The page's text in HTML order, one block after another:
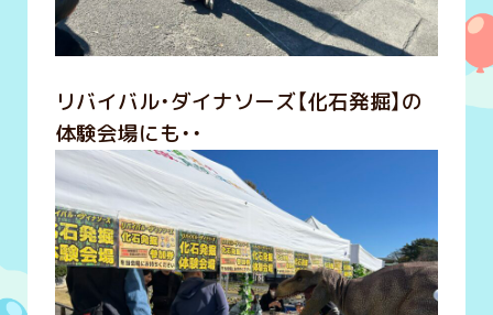
リバイバル・ダイナソーズ【化石発掘】の
体験会場にも・・